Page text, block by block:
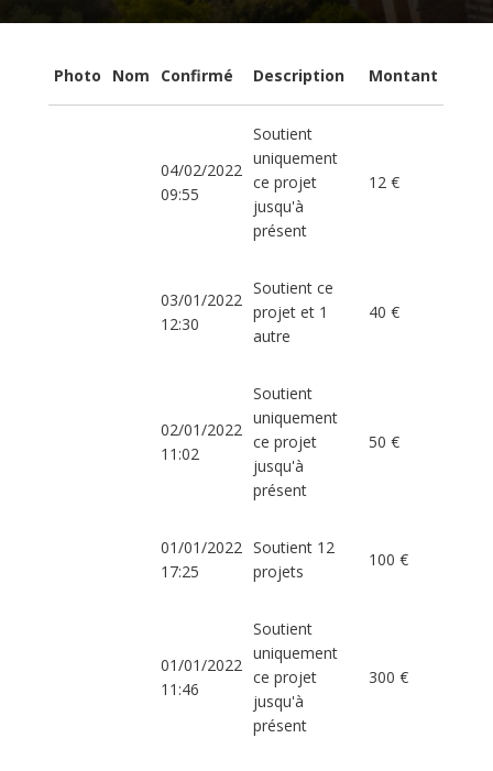
Photo Nom Confirmé Description Montant
04/02/2022
09:55
Soutient
uniquement
ce projet
jusqu'à
présent
12 €
03/01/2022
12:30
Soutient ce
projet et 1
autre
40 €
02/01/2022
11:02
Soutient
uniquement
ce projet
jusqu'à
présent
50 €
01/01/2022
17:25
Soutient 12
projets
100 €
01/01/2022
11:46
Soutient
uniquement
ce projet
jusqu'à
présent
300 €